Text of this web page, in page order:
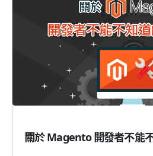
關於 Magento 開發者不能